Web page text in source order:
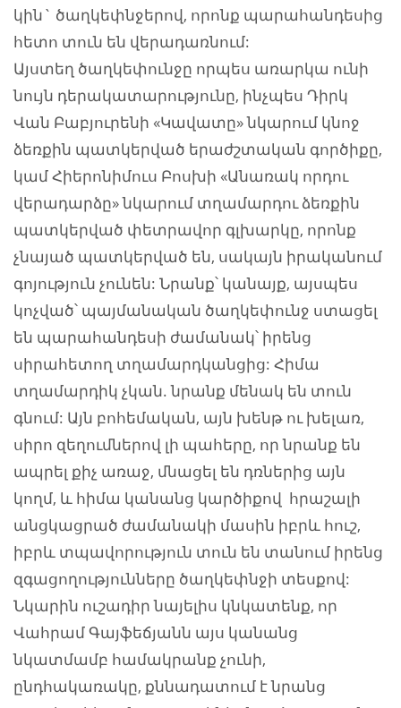
կին` ծաղկեփնջերով, որոնք պարահանդեսից
հետո տուն են վերադառնում:
Այստեղ ծաղկեփունջը որպես առարկա ունի
նույն դերակատարությունը, ինչպես Դիրկ
Վան Բաբյուրենի «Կավատը» նկարում կնոջ
ձեռքին պատկերված երաժշտական գործիքը,
կամ Հիերոնիմուս Բոսխի «Անառակ որդու
վերադարձը» նկարում տղամարդու ձեռքին
պատկերված փետրավոր գլխարկը, որոնք
չնայած պատկերված են, սակայն իրականում
գոյություն չունեն: Նրանք՝ կանայք, այսպես
կոչված՝ պայմանական ծաղկեփունջ ստացել
են պարահանդեսի ժամանակ՝ իրենց
սիրահետող տղամարդկանցից: Հիմա
տղամարդիկ չկան. նրանք մենակ են տուն
գնում: Այն բոհեմական, այն խենթ ու խելառ,
սիրո զեղումներով լի պահերը, որ նրանք են
ապրել քիչ առաջ, մնացել են դռներից այն
կողմ, և հիմա կանանց կարծիքով հրաշալի
անցկացրած ժամանակի մասին իբրև հուշ,
իբրև տպավորություն տուն են տանում իրենց
զգացողությունները ծաղկեփնջի տեսքով:
Նկարին ուշադիր նայելիս կնկատենք, որ
Վահրամ Գայֆեճյանն այս կանանց
նկատմամբ համակրանք չունի,
ընդհակառակը, քննադատում է նրանց